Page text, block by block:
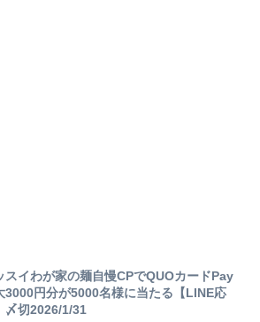
スイわが家の麺自慢CPでQUOカードPay
3000円分が5000名様に当たる【LINE応
〆切2026/1/31